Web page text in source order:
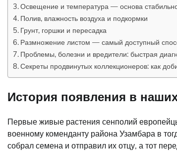
Освещение и температура — основа
Полив, влажность воздуха и подкормки
Грунт, горшки и пересадка
Размножение листом — самый доступный
Проблемы, болезни и вредители: быстрая
Секреты продвинутых коллекционеров: как
История появления в
Первые живые растения сенполий
военному коменданту района Узамбара в
собрал семена и отправил их отцу, а тот